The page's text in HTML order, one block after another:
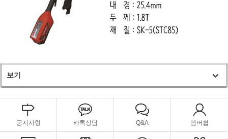
보기
공지사항 카톡상담 Q&A 멤버쉽